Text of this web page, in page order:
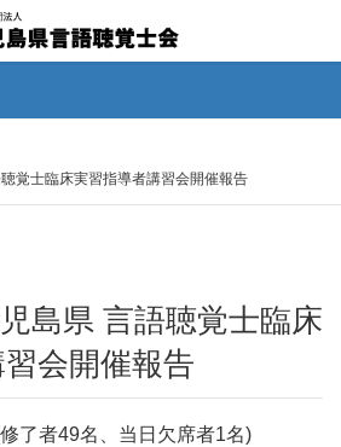
覚士臨床実習指導者講習会開催報告
会開催報告
了者49名、当日欠席者1名)